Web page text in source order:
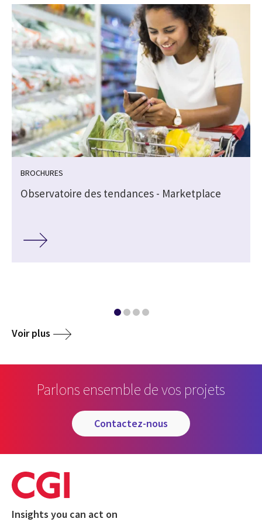
BROCHURES
Observatoire des tendances - Marketplace
Voir plus
Parlons ensemble de vos projets
contactez-nous
Insights you can act on